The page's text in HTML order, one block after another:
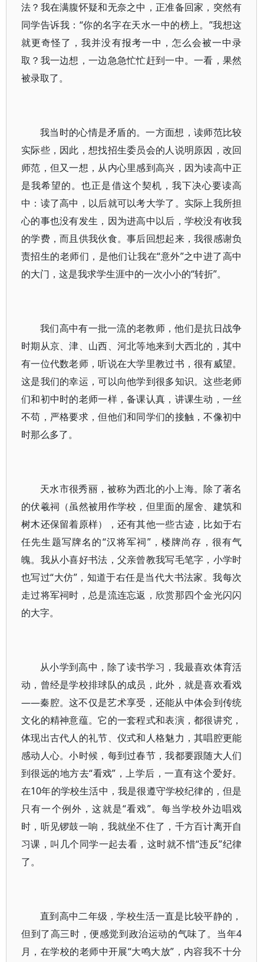
法？我在满腹怀疑和无奈之中，正准备回家，突然有
同学告诉我：“你的名字在天水一中的榜上。”我想这
就更奇怪了，我并没有报考一中，怎么会被一中录
取？我一边想，一边急急忙忙赶到一中。一看，果然
被录取了。
我当时的心情是矛盾的。一方面想，读师范比较
实际些，因此，想找招生委员会的人说明原因，改回
师范，但又一想，从内心里感到高兴，因为读高中正
是我希望的。也正是借这个契机，我下决心要读高
中：读了高中，以后就可以考大学了。实际上我所担
心的事也没有发生，因为进高中以后，学校没有收我
的学费，而且供我伙食。事后回想起来，我很感谢负
责招生的老师们，是他们让我在“意外”之中进了高中
的大门，这是我求学生涯中的一次小小的“转折”。
我们高中有一批一流的老教师，他们是抗日战争
时期从京、津、山西、河北等地来到大西北的，其中
有一位代数老师，听说在大学里教过书，很有威望。
这是我们的幸运，可以向他学到很多知识。这些老师
们和初中时的老师一样，备课认真，讲课生动，一丝
不苟，严格要求，但他们和同学们的接触，不像初中
时那么多了。
天水市很秀丽，被称为西北的小上海。除了著名
的伏羲祠（虽然被用作学校，但里面的屋舍、建筑和
树木还保留着原样），还有其他一些古迹，比如于右
任先生题写牌名的“汉将军祠”，楼牌尚存，很有气
魄。我从小喜好书法，父亲曾教我写毛笔字，小学时
也写过“大仿”，知道于右任是当代大书法家。我每次
走过将军祠时，总是流连忘返，欣赏那四个金光闪闪
的大字。
从小学到高中，除了读书学习，我最喜欢体育活
动，曾经是学校排球队的成员，此外，就是喜欢看戏
——秦腔。这不仅是艺术享受，还能从中体会到传统
文化的精神意蕴。它的一套程式和表演，都很讲究，
体现出古代人的礼节、仪式和人格魅力，其唱腔更能
感动人心。小时候，每到过春节，我都要跟随大人们
到很远的地方去“看戏”，上学后，一直有这个爱好。
在10年的学校生活中，我是很遵守学校纪律的，但是
只有一个例外，这就是“看戏”。每当学校外边唱戏
时，听见锣鼓一响，我就坐不住了，千方百计离开自
习课，叫几个同学一起去看，这时就不惜“违反”纪律
了。
直到高中二年级，学校生活一直是比较平静的，
但到了高三时，便感觉到政治运动的气味了。当年4
月，在学校的老师中开展“大鸣大放”，内容我不十分